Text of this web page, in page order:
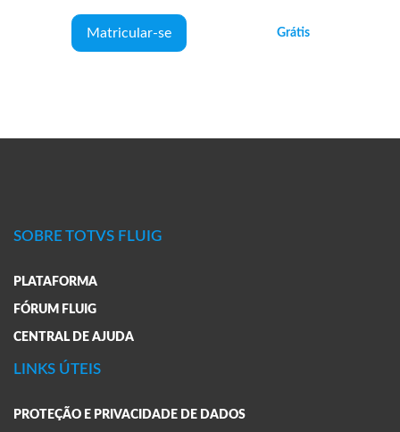
Matricular-se Grátis
SOBRE TOTVS FLUIG
PLATAFORMA
FÓRUM FLUIG
CENTRAL DE AJUDA
LINKS ÚTEIS
PROTEÇÃO E PRIVACIDADE DE DADOS